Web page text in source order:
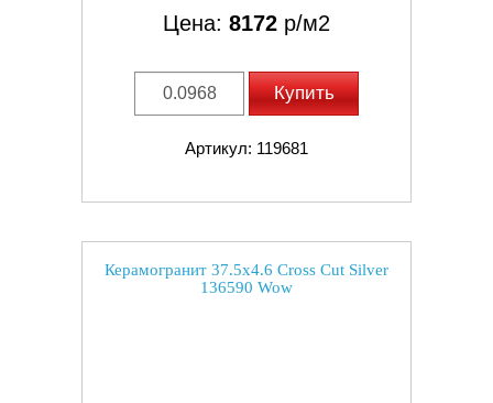
Цена: 8172 р/м2
Купить
Артикул: 119681
Керамогранит 37.5x4.6 Cross Cut Silver
136590 Wow